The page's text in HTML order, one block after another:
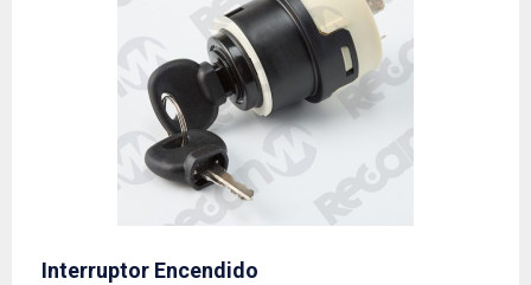
Interruptor Encendido